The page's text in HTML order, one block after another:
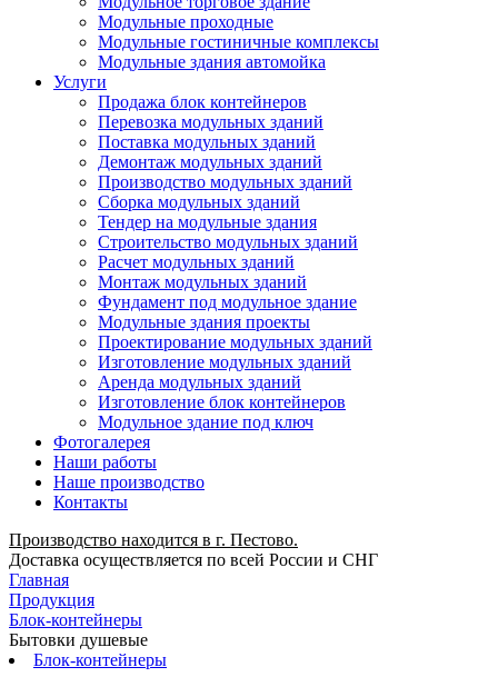
Модульные проходные
Модульные гостиничные комплексы
Модульные здания автомойка
Услуги
Продажа блок контейнеров
Перевозка модульных зданий
Поставка модульных зданий
Демонтаж модульных зданий
Производство модульных зданий
Сборка модульных зданий
Тендер на модульные здания
Строительство модульных зданий
Расчет модульных зданий
Монтаж модульных зданий
Фундамент под модульное здание
Модульные здания проекты
Проектирование модульных зданий
Изготовление модульных зданий
Аренда модульных зданий
Изготовление блок контейнеров
Модульное здание под ключ
Фотогалерея
Наши работы
Наше производство
Контакты
Производство находится в г. Пестово.
Доставка осуществляется по всей России и СНГ
Главная
Продукция
Блок-контейнеры
Бытовки душевые
Блок-контейнеры